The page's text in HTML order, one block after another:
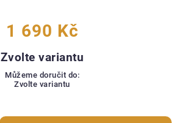
1 690 Kč
Zvolte variantu
Můžeme doručit do:
Zvolte variantu